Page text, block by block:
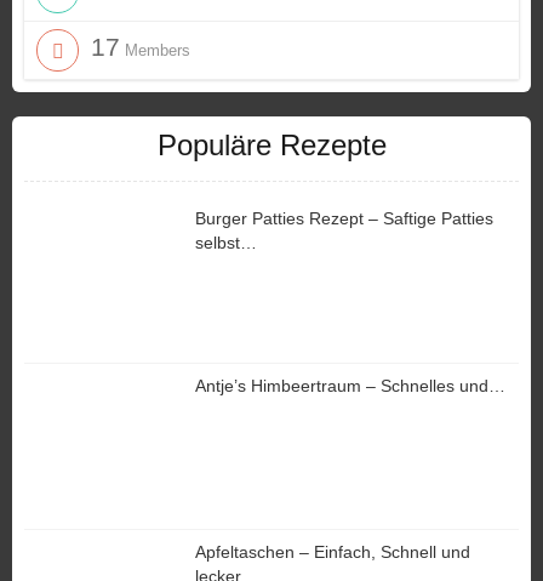
17 Members
Populäre Rezepte
Burger Patties Rezept – Saftige Patties
selbst…
Antje’s Himbeertraum – Schnelles und…
Apfeltaschen – Einfach, Schnell und
lecker